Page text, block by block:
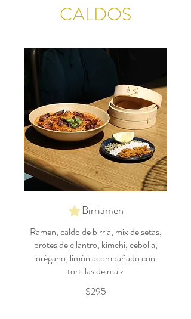
CALDOS
Birriamen
Ramen, caldo de birria, mix de setas,
brotes de cilantro, kimchi, cebolla,
orégano, limón acompañado con
tortillas de maiz
$295